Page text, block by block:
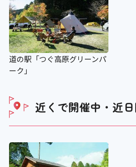
道の駅「つぐ高原グリーンパ
ーク」
近くで開催中・近